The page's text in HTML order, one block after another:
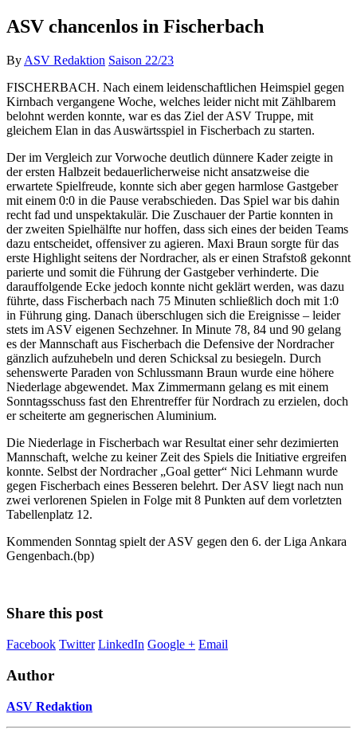
ASV chancenlos in Fischerbach
By ASV Redaktion Saison 22/23
FISCHERBACH. Nach einem leidenschaftlichen Heimspiel gegen
Kirnbach vergangene Woche, welches leider nicht mit Zählbarem
belohnt werden konnte, war es das Ziel der ASV Truppe, mit
gleichem Elan in das Auswärtsspiel in Fischerbach zu starten.
Der im Vergleich zur Vorwoche deutlich dünnere Kader zeigte in
der ersten Halbzeit bedauerlicherweise nicht ansatzweise die
erwartete Spielfreude, konnte sich aber gegen harmlose Gastgeber
mit einem 0:0 in die Pause verabschieden. Das Spiel war bis dahin
recht fad und unspektakulär. Die Zuschauer der Partie konnten in
der zweiten Spielhälfte nur hoffen, dass sich eines der beiden Teams
dazu entscheidet, offensiver zu agieren. Maxi Braun sorgte für das
erste Highlight seitens der Nordracher, als er einen Strafstoß gekonnt
parierte und somit die Führung der Gastgeber verhinderte. Die
darauffolgende Ecke jedoch konnte nicht geklärt werden, was dazu
führte, dass Fischerbach nach 75 Minuten schließlich doch mit 1:0
in Führung ging. Danach überschlugen sich die Ereignisse – leider
stets im ASV eigenen Sechzehner. In Minute 78, 84 und 90 gelang
es der Mannschaft aus Fischerbach die Defensive der Nordracher
gänzlich aufzuhebeln und deren Schicksal zu besiegeln. Durch
sehenswerte Paraden von Schlussmann Braun wurde eine höhere
Niederlage abgewendet. Max Zimmermann gelang es mit einem
Sonntagsschuss fast den Ehrentreffer für Nordrach zu erzielen, doch
er scheiterte am gegnerischen Aluminium.
Die Niederlage in Fischerbach war Resultat einer sehr dezimierten
Mannschaft, welche zu keiner Zeit des Spiels die Initiative ergreifen
konnte. Selbst der Nordracher „Goal getter“ Nici Lehmann wurde
gegen Fischerbach eines Besseren belehrt. Der ASV liegt nach nun
zwei verlorenen Spielen in Folge mit 8 Punkten auf dem vorletzten
Tabellenplatz 12.
Kommenden Sonntag spielt der ASV gegen den 6. der Liga Ankara
Gengenbach.(bp)
Share this post
Facebook Twitter LinkedIn Google + Email
Author
ASV Redaktion